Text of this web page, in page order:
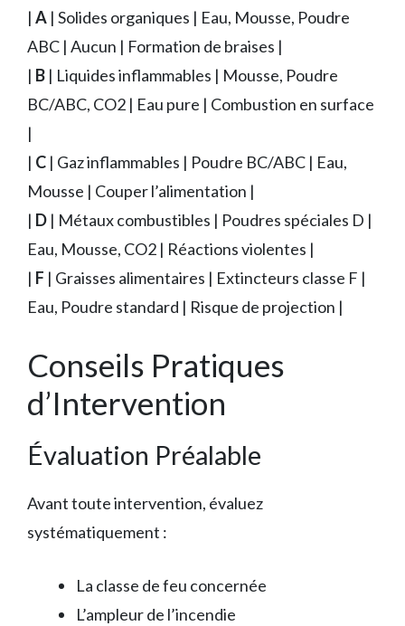
| A | Solides organiques | Eau, Mousse, Poudre
ABC | Aucun | Formation de braises |
| B | Liquides inflammables | Mousse, Poudre
BC/ABC, CO2 | Eau pure | Combustion en surface
|
| C | Gaz inflammables | Poudre BC/ABC | Eau,
Mousse | Couper l’alimentation |
| D | Métaux combustibles | Poudres spéciales D |
Eau, Mousse, CO2 | Réactions violentes |
| F | Graisses alimentaires | Extincteurs classe F |
Eau, Poudre standard | Risque de projection |
Conseils Pratiques
d’Intervention
Évaluation Préalable
Avant toute intervention, évaluez
systématiquement :
La classe de feu concernée
L’ampleur de l’incendie